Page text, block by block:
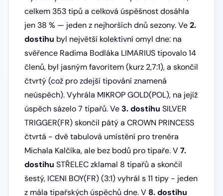
celkem 353 tipů a celková úspěšnost dosáhla
jen 38 % — jeden z nejhorších dnů sezony. Ve2.
dostihu byl největší kolektivní omyl dne: na
svěřence Radima Bodláka LIMARIUS tipovalo 14
členů, byl jasným favoritem (kurz 2,7:1), a skončil
čtvrtý (což pro zdejší tipování znamená
neúspěch). Vyhrála MIKROP GOLD(POL), na jejíž
úspěch sázelo 7 tipařů. Ve3. dostihu SILVER
TRIGGER(FR) skončil pátý a CROWN PRINCESS
čtvrtá - dvě tabulová umístění pro trenéra
Michala Kalčíka, ale bez bodů pro tipaře. V7.
dostihu STŘELEC zklamal 8 tipařů a skončil
šestý, ICENI BOY(FR) (3:1) vyhrál s 11 tipy - jeden
z mála tipařských úspěchů dne. V 8. dostihu